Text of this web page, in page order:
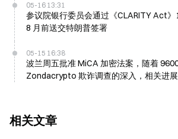
05-16 13:31
参议院银行委员会通过《CLARITY Act
8 月前送交特朗普签署
05-15 16:38
波兰周五批准 MiCA 加密法案，随着
Zondacrypto 欺诈调查的深入，相关进
相关文章